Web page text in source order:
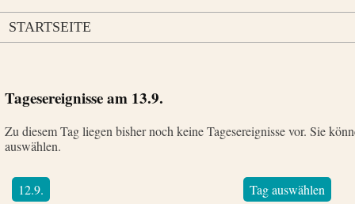
STARTSEITE
Tagesereignisse am 13.9.
Zu diesem Tag liegen bisher noch keine Tagesereignisse vor. Sie
auswählen.
12.9. Tag auswählen